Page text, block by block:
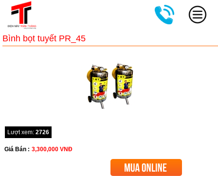
Bình bọt tuyết PR_45
Lượt xem: 2726
Giá Bán : 3,300,000 VNĐ